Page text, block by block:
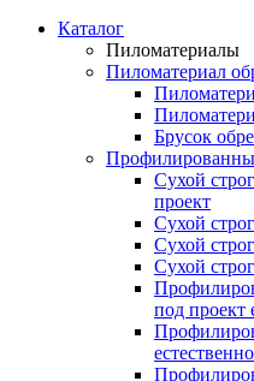
Каталог
Пиломатериалы
Пиломатериал
Брусок
Сухой
проект
Сухой
Сухой
Сухой
под проект